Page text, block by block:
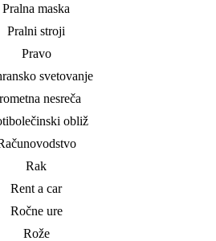
Pralna maska
Pralni stroji
Pravo
svetovanje
nesreča
obliž
Rak
Rent a car
Ročne ure
Rože